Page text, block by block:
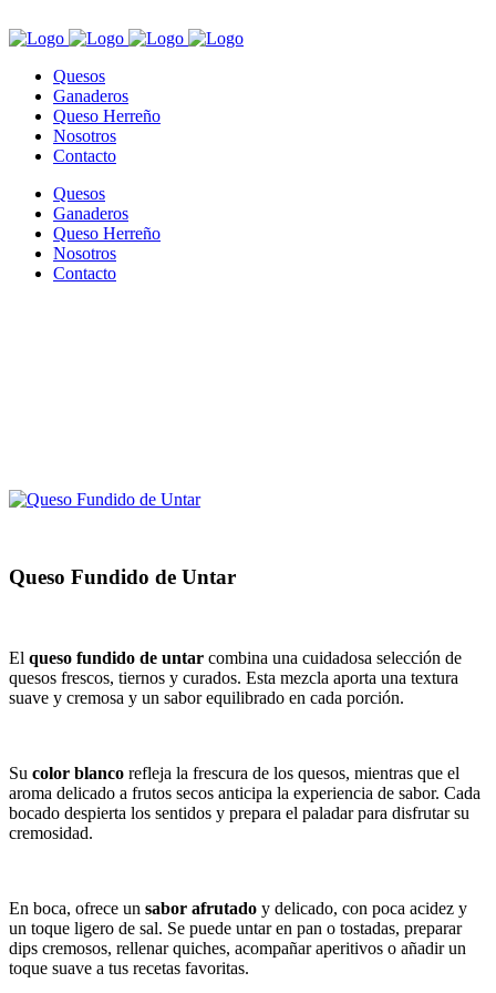
Quesos
Ganaderos
Queso Herreño
Nosotros
Contacto
Quesos
Ganaderos
Queso Herreño
Nosotros
Contacto
Queso Fundido de Untar
El queso fundido de untar combina una cuidadosa selección de
quesos frescos, tiernos y curados. Esta mezcla aporta una textura
suave y cremosa y un sabor equilibrado en cada porción.
Su color blanco refleja la frescura de los quesos, mientras que el
aroma delicado a frutos secos anticipa la experiencia de sabor. Cada
bocado despierta los sentidos y prepara el paladar para disfrutar su
cremosidad.
En boca, ofrece un sabor afrutado y delicado, con poca acidez y
un toque ligero de sal. Se puede untar en pan o tostadas, preparar
dips cremosos, rellenar quiches, acompañar aperitivos o añadir un
toque suave a tus recetas favoritas.